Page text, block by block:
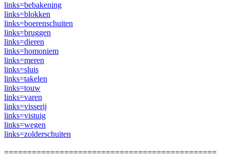
links=bebakening
links=blokken
links=boerenschuiten
links=bruggen
links=dieren
links=homoniem
links=meren
links=sluis
links=takelen
links=touw
links=varen
links=visserij
links=vistuig
links=wegen
links=zolderschuiten
==============================================